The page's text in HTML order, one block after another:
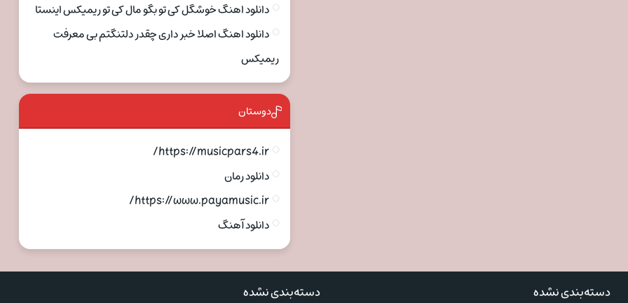
دانلود اهنگ خوشگل کی تو بگو مال کی تو ریمیکس اینستا
دانلود اهنگ اصلا خبر داری چقدر دلتنگتم بی معرفت
ریمیکس
دوستان
https://musicpars4.ir/
دانلود رمان
https://www.payamusic.ir/
دانلود آهنگ
دسته‌بندی نشده دسته‌بندی نشده